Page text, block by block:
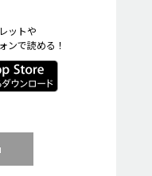
ットや
ンで読める！